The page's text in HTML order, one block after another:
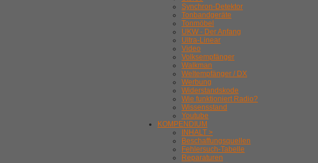
Synchron-Detektor
Tonbandgeräte
Tonmöbel
UKW - Der Anfang
Ultra-Linear
Video
Volksempfänger
Walkman
Weltempfänger / DX
Werbung
Widerstandskode
Wie funktioniert Radio?
Wissensstand
Youtube
KOMPENDIUM
INHALT >
Beschaffungsquellen
Fehlersuch-Tabelle
Reparaturen